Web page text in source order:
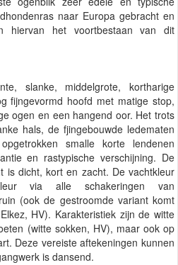
naar Europa gebracht en
hiervan het voortbestaan van dit
slanke, middelgrote, kortharige
fijngevormd hoofd met matige stop,
ogen en een hangend oor. Het trots
hals, de fjingebouwde ledematen
smalle korte lendenen
en rastypische verschijning. De
is dicht, kort en zacht. De vachtkleur
via alle schakeringen van
(ook de gestroomde variant komt
HV). Karakteristiek zijn de witte
(witte sokken, HV), maar ook op
Deze vereiste aftekeningen kunnen
is dansend.